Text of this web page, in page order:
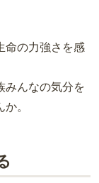
命の力強さを感
みんなの気分を
。